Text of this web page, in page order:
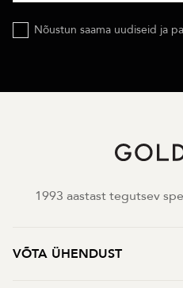
Nõustun saama uudiseid ja
1993 aastast tegutsev
VÕTA ÜHENDUST